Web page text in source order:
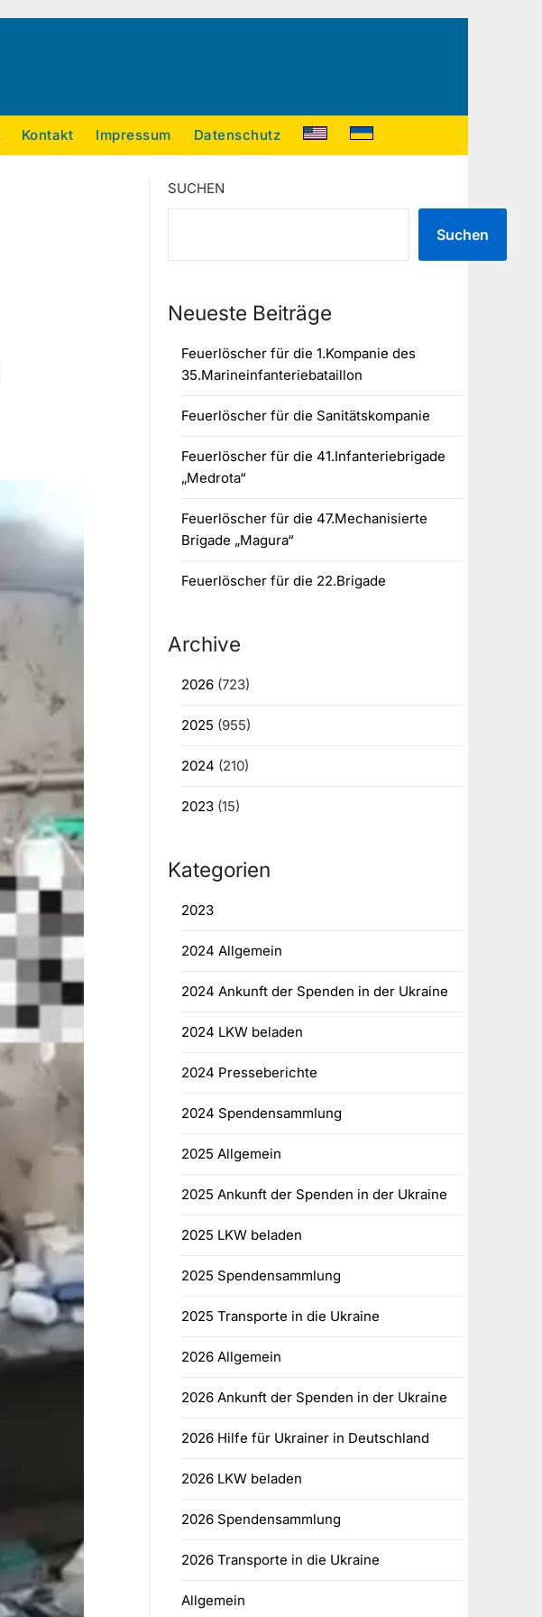
Kontakt Impressum Datenschutz
SUCHEN
Suchen
Neueste Beiträge
Feuerlöscher für die 1.Kompanie des
35.Marineinfanteriebataillon
Feuerlöscher für die Sanitätskompanie
Feuerlöscher für die 41.Infanteriebrigade
„Medrota“
Feuerlöscher für die 47.Mechanisierte
Brigade „Magura“
Feuerlöscher für die 22.Brigade
Archive
2026(723)
2025 (955)
2024 (210)
2023(15)
Kategorien
2023
2024 Allgemein
2024 Ankunft der Spenden in der Ukraine
2024 LKW beladen
2024 Presseberichte
2024 Spendensammlung
2025 Allgemein
2025 Ankunft der Spenden in der Ukraine
2025 LKW beladen
2025 Spendensammlung
2025 Transporte in die Ukraine
2026 Allgemein
2026 Ankunft der Spenden in der Ukraine
2026 Hilfe für Ukrainer in Deutschland
2026 LKW beladen
2026 Spendensammlung
2026 Transporte in die Ukraine
Allgemein